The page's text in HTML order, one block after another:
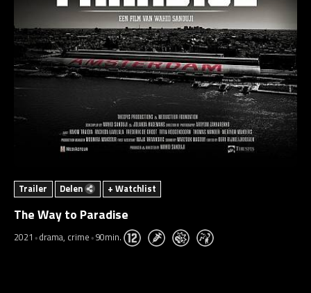
Trailer Delen + Watchlist
The Way to Paradise
2021 drama, crime 90min.